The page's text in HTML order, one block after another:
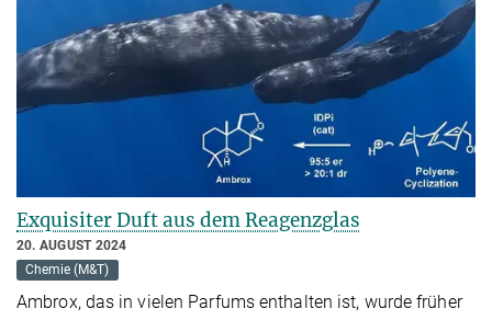
Exquisiter Duft aus dem Reagenzglas
20. AUGUST 2024
Chemie (M&T)
Ambrox, das in vielen Parfums enthalten ist, wurde früher